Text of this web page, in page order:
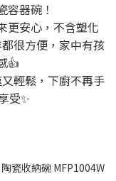
容器碗！
更安心，不含塑化
很方便，家中有孩
👍
輕鬆，下廚不再手
受✨